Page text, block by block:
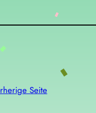
Seite